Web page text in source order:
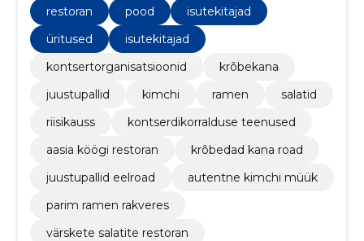
valik roogasid alates krõbedast kana kuni värskete
ramenini.
restoran pood
isutekitajad
üritused
isutekitajad
kontsertorganisatsioonid
krõbekana
juustupallid
kimchi ramen
salatid
riisikauss
kontserdikorralduse teenused
aasia köögi restoran
krõbedad kana road
juustupallid eelroad
autentne kimchi müük
parim ramen rakveres
värskete salatite restoran